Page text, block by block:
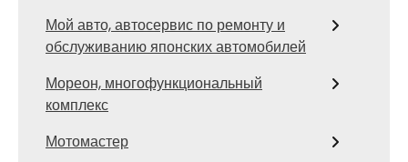
Мой авто, автосервис по ремонту и
обслуживанию японских автомобилей
Мореон, многофункциональный
комплекс
Мотомастер